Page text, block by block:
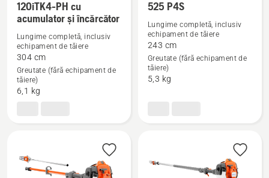
Vezi
multe
detalii
despre
120iTK4-
încărcător
acumulatori
120iTK4-PH cu
acumulator și încărcător
Lungime completă, inclusiv
echipament de tăiere
304 cm
Greutate (fără echipament de
tăiere)
6,1 kg
mai
multe
detalii
despre
525 P4S
525 P4S
Lungime completă, inclusiv
echipament de tăiere
243 cm
Greutate (fără echipament de
tăiere)
5,3 kg